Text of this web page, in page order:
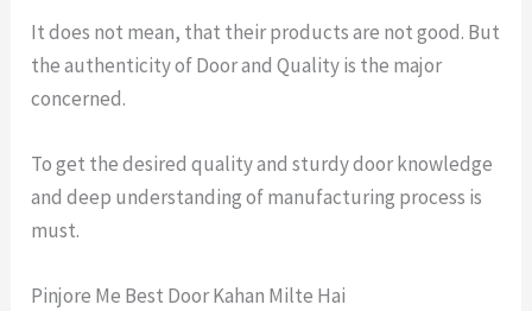
It does not mean, that their products are not good. But
the authenticity of Door and Quality is the major
concerned.
To get the desired quality and sturdy door knowledge
and deep understanding of manufacturing process is
must.
Pinjore Me Best Door Kahan Milte Hai